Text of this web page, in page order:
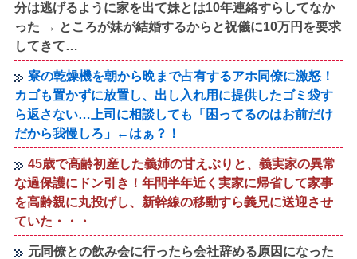
分は逃げるように家を出て妹とは10年連絡すらしてなか
った → ところが妹が結婚するからと祝儀に10万円を要求
してきて…
寮の乾燥機を朝から晩まで占有するアホ同僚に激怒！
カゴも置かずに放置し、出し入れ用に提供したゴミ袋す
ら返さない…上司に相談しても「困ってるのはお前だけ
だから我慢しろ」←はぁ？！
45歳で高齢初産した義姉の甘えぶりと、義実家の異常
な過保護にドン引き！年間半年近く実家に帰省して家事
を高齢親に丸投げし、新幹線の移動すら義兄に送迎させ
ていた・・・
元同僚との飲み会に行ったら会社辞める原因になった